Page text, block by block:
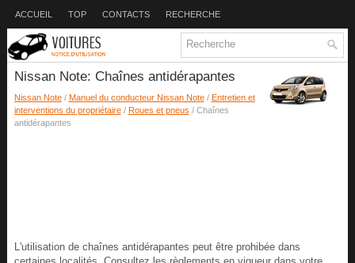
ACCUEIL TOP CONTACTS RECHERCHE
Nissan Note: Chaînes antidérapantes
Nissan Note/ Manuel du conducteur Nissan Note/ Entretien et
interventions du propriétaire/ Roues et pneus / Chaînes
antidérapantes
L'utilisation de chaînes antidérapantes peut être prohibée dans